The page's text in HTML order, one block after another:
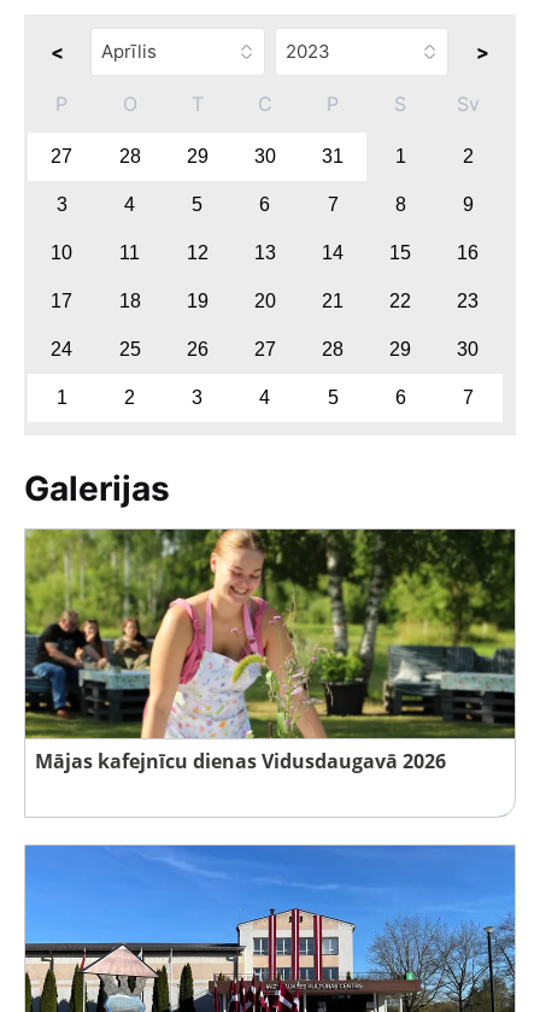
< >
P O T C P S Sv
27 28 29 30 31 1 2
3 4 5 6 7 8 9
10 11 12 13 14 15 16
17 18 19 20 21 22 23
24 25 26 27 28 29 30
1 2 3 4 5 6 7
Galerijas
Mājas kafejnīcu dienas Vidusdaugavā 2026